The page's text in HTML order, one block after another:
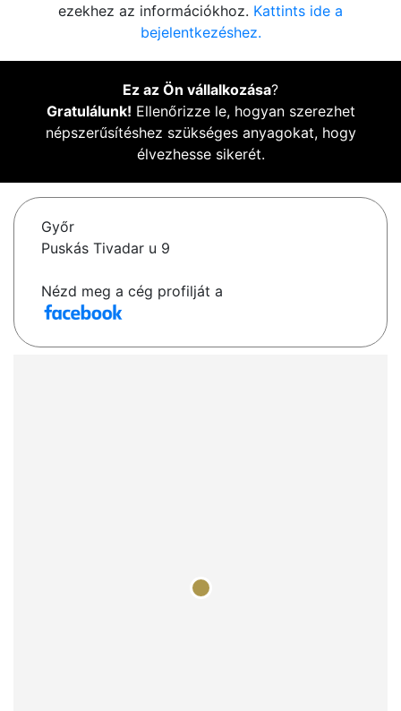
ezekhez az információkhoz. Kattints ide a
bejelentkezéshez.
Ez az Ön vállalkozása?
Gratulálunk! Ellenőrizze le, hogyan szerezhet
népszerűsítéshez szükséges anyagokat, hogy
élvezhesse sikerét.
Győr
Puskás Tivadar u 9
Nézd meg a cég profilját a